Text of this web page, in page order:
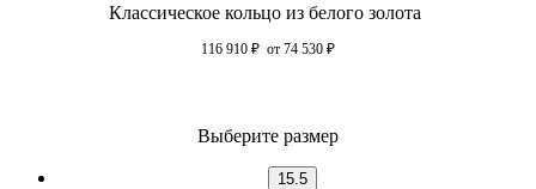
Классическое кольцо из белого золота
116 910 ₽ от 74 530 ₽
Выберите размер
15.5